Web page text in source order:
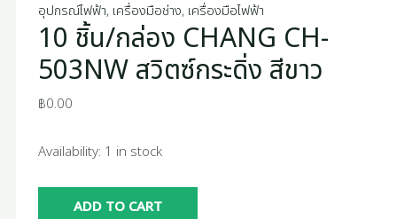
อุปกรณ์ไฟฟ้า, เครื่องมือช่าง, เครื่องมือไฟฟ้า
10 ชิ้น/กล่อง CHANG CH-
503NW สวิตซ์กระดิ่ง สีขาว
฿0.00
Availability: 1 in stock
ADD TO CART